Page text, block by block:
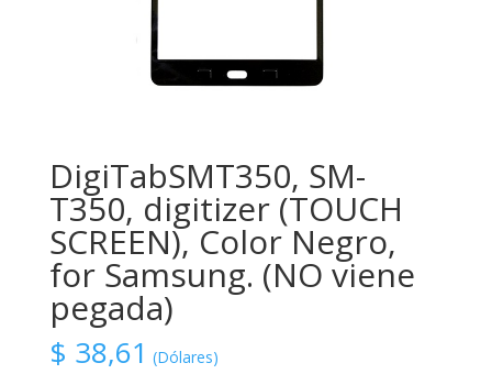
DigiTabSMT350, SM-
T350, digitizer (TOUCH
SCREEN), Color Negro,
for Samsung. (NO viene
pegada)
$ 38,61 (Dólares)